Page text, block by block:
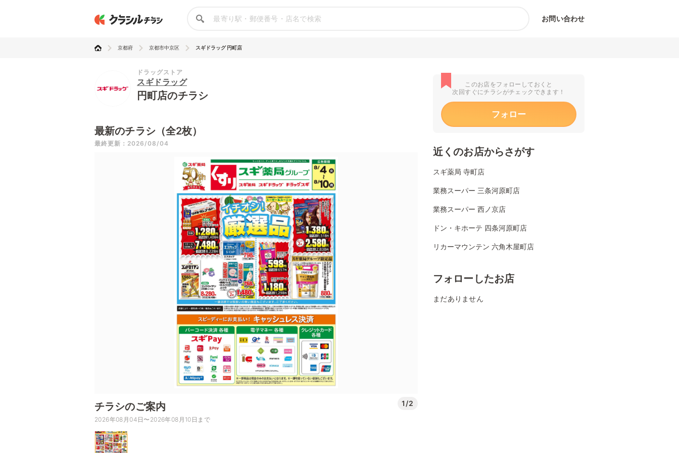
お問い合わせ
京都府 京都市中京区 スギドラッグ 円町店
ドラッグストア
スギドラッグ
円町店のチラシ
最新のチラシ（全2枚）
最終更新：2026/08/04
チラシのご案内 1/2
2026年08月04日〜2026年08月10日まで
このお店をフォローしておくと
次回すぐにチラシがチェックできます！
フォロー
近くのお店からさがす
スギ薬局 寺町店
業務スーパー 三条河原町店
業務スーパー 西ノ京店
ドン・キホーテ 四条河原町店
リカーマウンテン 六角木屋町店
フォローしたお店
まだありません